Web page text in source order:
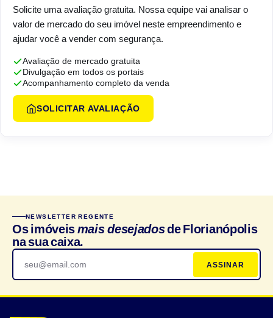
Solicite uma avaliação gratuita. Nossa equipe vai analisar o
valor de mercado do seu imóvel neste empreendimento e
ajudar você a vender com segurança.
Avaliação de mercado gratuita
Divulgação em todos os portais
Acompanhamento completo da venda
SOLICITAR AVALIAÇÃO
NEWSLETTER REGENTE
Os imóveismais desejadosde Florianópolis
na sua caixa.
ASSINAR